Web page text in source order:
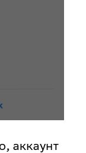
аккаунт